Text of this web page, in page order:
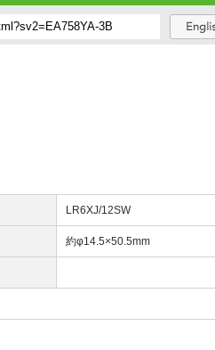
LR6XJ/12SW
約φ14.5×50.5mm